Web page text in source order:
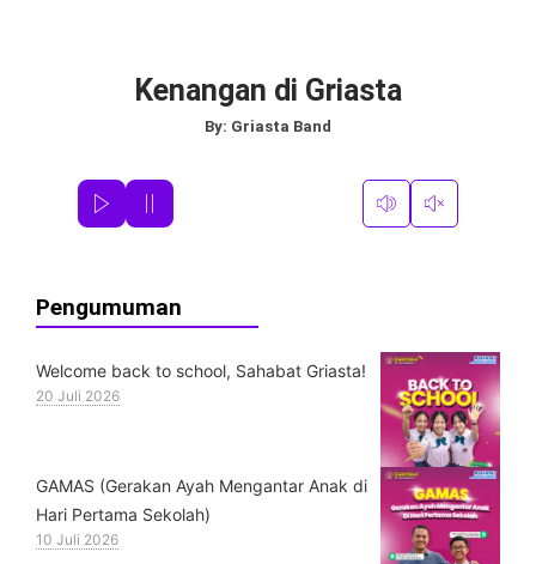
Kenangan di Griasta
By: Griasta Band
Pengumuman
Welcome back to school, Sahabat Griasta!
20 Juli 2026
GAMAS (Gerakan Ayah Mengantar Anak di
Hari Pertama Sekolah)
10 Juli 2026